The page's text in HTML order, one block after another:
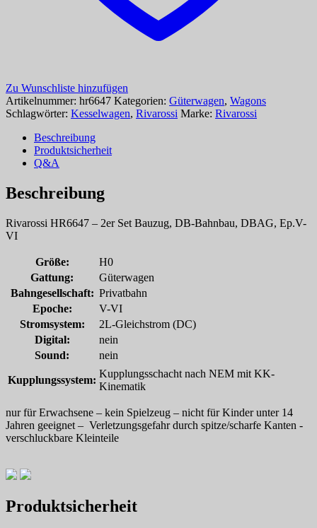
Zu Wunschliste hinzufügen
Artikelnummer: hr6647 Kategorien: Güterwagen, Wagons
Schlagwörter: Kesselwagen, Rivarossi Marke: Rivarossi
Beschreibung
Produktsicherheit
Q&A
Beschreibung
Rivarossi HR6647 – 2er Set Bauzug, DB-Bahnbau, DBAG, Ep.V-
VI
Größe:
H0
Gattung:
Güterwagen
Bahngesellschaft: Privatbahn
Epoche:
V-VI
Stromsystem:
2L-Gleichstrom (DC)
Digital:
nein
Sound:
nein
Kupplungssystem:
Kupplungsschacht nach NEM mit KK-
Kinematik
nur für Erwachsene – kein Spielzeug – nicht für Kinder unter 14
Jahren geeignet – Verletzungsgefahr durch spitze/scharfe Kanten -
verschluckbare Kleinteile
Produktsicherheit